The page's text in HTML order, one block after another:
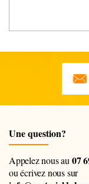
Une question?
Appelez nous au 07
ou écrivez nous sur